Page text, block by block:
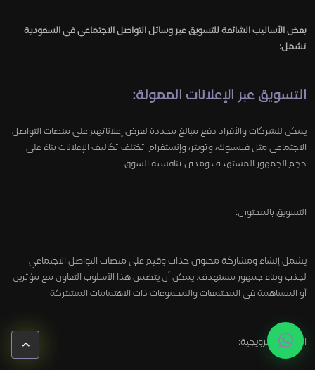
بعض الأساليب الشائعة للتسويق عبر وسائل التواصل الاجتماعي في السعودية
تشمل:
التسويق عبر الإعلانات الممولة:
يمكن للشركات والأفراد دفع مبالغ محددة لعرض إعلاناتهم على منصات التواصل
الاجتماعي مثل فيسبوك، وتويتر، وإنستغرام. تختلف تكاليف الإعلانات بناءً على
حجم الجمهور المستهدف ومدى تنافسية السوق.
التسويق بالمحتوى:
يشمل إنشاء ومشاركة محتوى جذاب وقيم على منصات التواصل الاجتماعي
لجذب وبناء جمهور مستهدف. يمكن أن يتضمن هذا الأسلوب التعاون مع مؤثرين
أو المساهمة في المجتمعات والمجموعات ذات الاهتمامات المشتركة.
الحملات الترويجية: